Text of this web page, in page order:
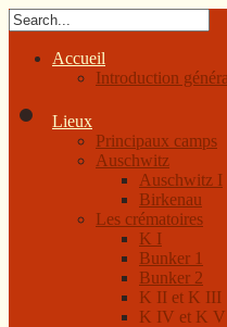
Accueil
Introduction
Lieux
Principaux camps
Auschwitz
Auschwitz I
Birkenau
Les crématoires
K I
Bunker 1
Bunker 2
K II et K III
K IV et K V